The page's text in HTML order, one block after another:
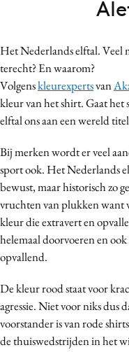
Carriere
Contentmarketing
Craft
Customer Experience
Design
Digital transformation
Diversiteit
Effectiviteit
Gedragsverandering
Influencer marketing
Interne communicatie
Martech
Media
Het Nederlands elftal. Veel
terecht? En waarom?
Volgenskleurexpertsvan
kleur van het shirt. Gaat het
elftal ons aan een wereld
Bij merken wordt er veel
sport ook. Het Nederlands
bewust, maar historisch zo
vruchten van plukken want
kleur die extravert en
helemaal doorvoeren en
opvallend.
De kleur rood staat voor
agressie. Niet voor niks dus
voorstander is van rode
de thuiswedstrijden in het